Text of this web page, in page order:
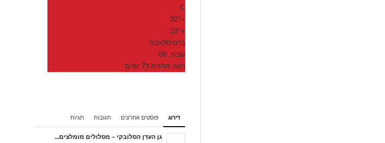
C
+
32°
+
19°
ברטיסלאבה
שבת, 08
ראה תחזית ל7 ימים
דירוג פוסטים אחרונים תגובות תגיות
גן העדן הסלובקי – מסלולים מומלצים...